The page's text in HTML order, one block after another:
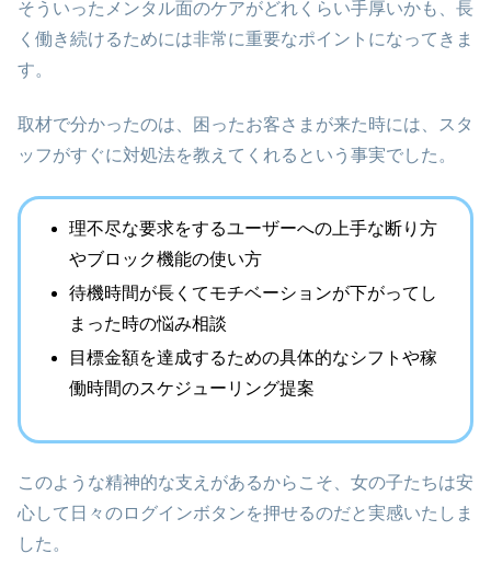
そういったメンタル面のケアがどれくらい手厚いかも、長
く働き続けるためには非常に重要なポイントになってきま
す。
取材で分かったのは、困ったお客さまが来た時には、スタ
ッフがすぐに対処法を教えてくれるという事実でした。
理不尽な要求をするユーザーへの上手な断り方
やブロック機能の使い方
待機時間が長くてモチベーションが下がってし
まった時の悩み相談
目標金額を達成するための具体的なシフトや稼
働時間のスケジューリング提案
このような精神的な支えがあるからこそ、女の子たちは安
心して日々のログインボタンを押せるのだと実感いたしま
した。